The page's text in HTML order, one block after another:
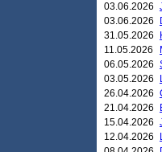
03.06.2026
03.06.2026
31.05.2026
11.05.2026
06.05.2026
03.05.2026
26.04.2026
21.04.2026
15.04.2026
12.04.2026